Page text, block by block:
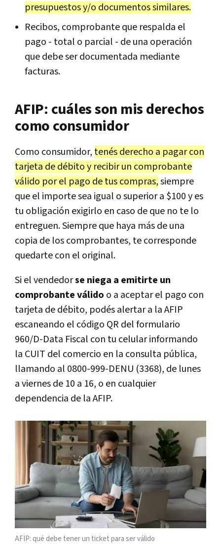
presupuestos y/o documentos similares.
Recibos, comprobante que respalda el
pago - total o parcial - de una operación
que debe ser documentada mediante
facturas.
AFIP: cuáles son mis derechos
como consumidor
Como consumidor, tenés derecho a pagar con
tarjeta de débito y recibir un comprobante
válido por el pago de tus compras,siempre
que el importe sea igual o superior a $100 y es
tu obligación exigirlo en caso de que no te lo
entreguen. Siempre que haya más de una
copia de los comprobantes, te corresponde
quedarte con el original.
Si el vendedorse niega a emitirte un
comprobante válido o a aceptar el pago con
tarjeta de débito, podés alertar a la AFIP
escaneando el código QR del formulario
960/D-Data Fiscal con tu celular informando
la CUIT del comercio en la consulta pública,
llamando al 0800-999-DENU (3368), de lunes
a viernes de 10 a 16, o en cualquier
dependencia de la AFIP.
AFIP: qué debe tener un ticket para ser válido